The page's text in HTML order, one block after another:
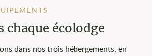
chaque écolodge
dans nos trois hébergements, en